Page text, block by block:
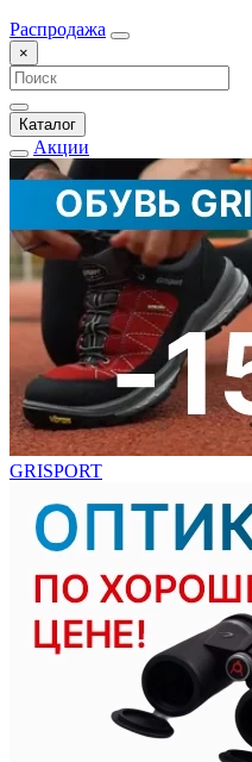
Распродажа
×
Каталог
Акции
GRISPORT